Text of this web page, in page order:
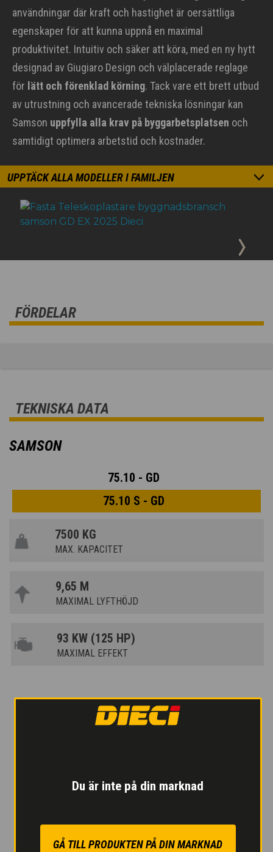
Du är inte på din marknad
GÅ TILL PRODUKTEN PÅ DIN MARKNAD
användningar där kraft och hastighet är oersättliga
egenskaper för att kunna uppnå en maximal
produktivitet. Intuitiv och säker att köra, med en ny hytt
designad av Giugiaro Design och välplacerade reglage
för lätt och förenklad körning. Tack vare ett brett utbud
av utrustning och avancerade tekniska lösningar kan
Samson uppfylla alla krav på byggarbetsplatsen och
samtidigt optimera arbetstid och kostnader.
UPPTÄCK ALLA MODELLER I FAMILJEN
FÖRDELAR
TEKNISKA DATA
SAMSON
75.10 - GD
75.10 S - GD
7500 KG
MAX. KAPACITET
9,65 M
MAXIMAL LYFTHÖJD
93 KW (125 HP)
MAXIMAL EFFEKT
2390 mm
Hjulens kurvradie